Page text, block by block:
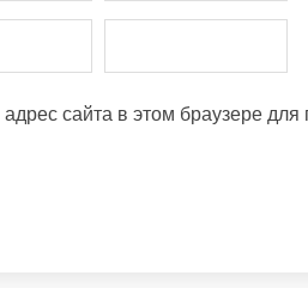
сайта в этом браузере